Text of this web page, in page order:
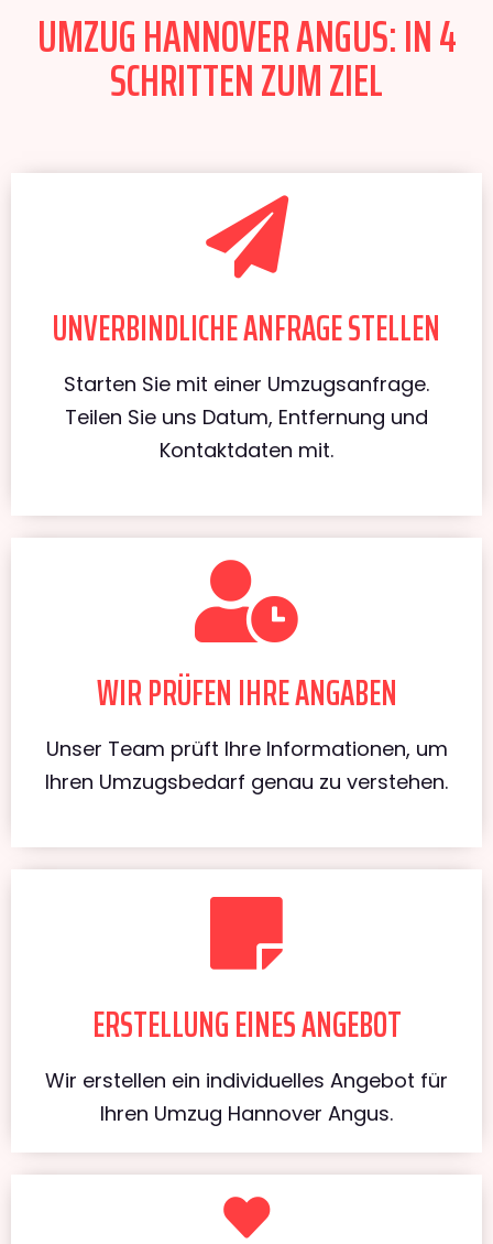
UMZUG HANNOVER ANGUS: IN 4
SCHRITTEN ZUM ZIEL
UNVERBINDLICHE ANFRAGE STELLEN
Starten Sie mit einer Umzugsanfrage.
Teilen Sie uns Datum, Entfernung und
Kontaktdaten mit.
WIR PRÜFEN IHRE ANGABEN
Unser Team prüft Ihre Informationen, um
Ihren Umzugsbedarf genau zu verstehen.
ERSTELLUNG EINES ANGEBOT
Wir erstellen ein individuelles Angebot für
Ihren Umzug Hannover Angus.